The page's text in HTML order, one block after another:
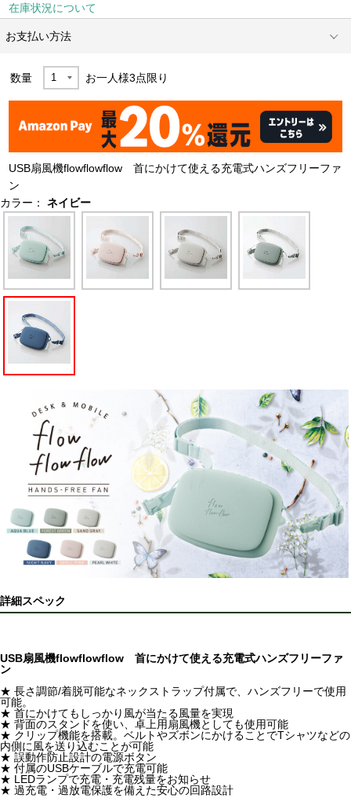
在庫状況について
お支払い方法
数量 お一人様3点限り
USB扇風機flowflowflow 首にかけて使える充電式ハンズフリーファ
ン
カラー： ネイビー
詳細スペック
USB扇風機flowflowflow 首にかけて使える充電式ハンズフリーファ
ン
★ 長さ調節/着脱可能なネックストラップ付属で、ハンズフリーで使用
可能。
★ 首にかけてもしっかり風が当たる風量を実現
★ 背面のスタンドを使い、卓上用扇風機としても使用可能
★ クリップ機能を搭載。ベルトやズボンにかけることでTシャツなどの
内側に風を送り込むことが可能
★ 誤動作防止設計の電源ボタン
★ 付属のUSBケーブルで充電可能
★ LEDランプで充電・充電残量をお知らせ
★ 過充電・過放電保護を備えた安心の回路設計